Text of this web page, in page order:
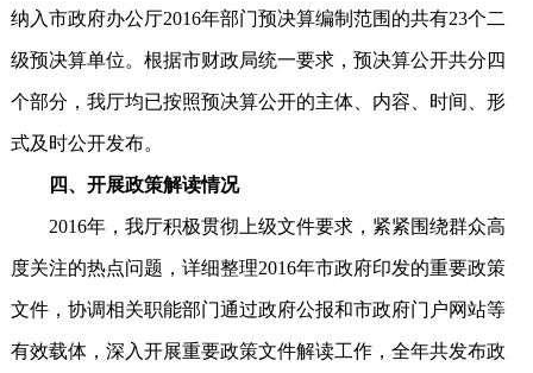
纳入市政府办公厅2016年部门预决算编制范围的共有23个二
级预决算单位。根据市财政局统一要求，预决算公开共分四
个部分，我厅均已按照预决算公开的主体、内容、时间、形
式及时公开发布。
四、开展政策解读情况
2016年，我厅积极贯彻上级文件要求，紧紧围绕群众高
度关注的热点问题，详细整理2016年市政府印发的重要政策
文件，协调相关职能部门通过政府公报和市政府门户网站等
有效载体，深入开展重要政策文件解读工作，全年共发布政